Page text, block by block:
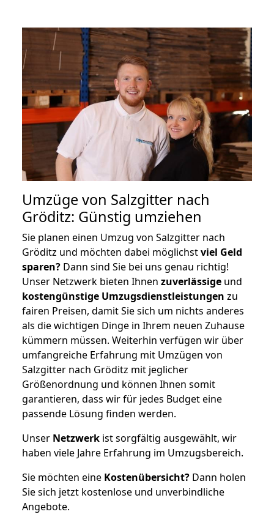
Umzüge von Salzgitter nach
Gröditz: Günstig umziehen
Sie planen einen Umzug von Salzgitter nach
Gröditz und möchten dabei möglichstviel Geld
sparen? Dann sind Sie bei uns genau richtig!
Unser Netzwerk bieten Ihnen zuverlässige und
kostengünstige Umzugsdienstleistungen zu
fairen Preisen, damit Sie sich um nichts anderes
als die wichtigen Dinge in Ihrem neuen Zuhause
kümmern müssen. Weiterhin verfügen wir über
umfangreiche Erfahrung mit Umzügen von
Salzgitter nach Gröditz mit jeglicher
Größenordnung und können Ihnen somit
garantieren, dass wir für jedes Budget eine
passende Lösung finden werden.
Unser Netzwerk ist sorgfältig ausgewählt, wir
haben viele Jahre Erfahrung im Umzugsbereich.
Sie möchten eine Kostenübersicht? Dann holen
Sie sich jetzt kostenlose und unverbindliche
Angebote.